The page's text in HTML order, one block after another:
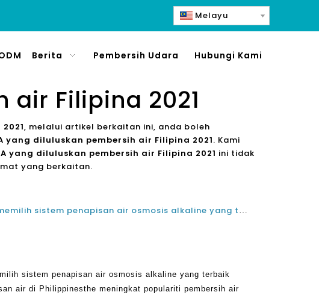
Melayu
Berita Pembersih Udara Hubungi Kami
air Filipina 2021
, melalui artikel berkaitan ini, anda boleh
yang diluluskan pembersih air Filipina 2021. Kami
yang diluluskan pembersih air Filipina 2021 ini tidak
yang berkaitan.
Bagaimana untuk memilih sistem penapisan air osmosis alkaline yang terbaik di Filipina
sistem penapisan air osmosis alkaline yang terbaik
air di Philippinesthe meningkat populariti pembersih air